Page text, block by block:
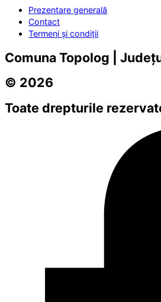
Prezentare generală
Contact
Termeni și condiții
Comuna Topolog |
© 2026
Toate drepturile